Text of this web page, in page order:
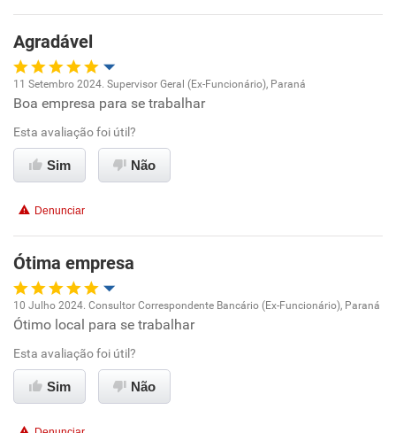
Benefícios
Recomenda esta empresa
Recomenda a diretoria
Agradável
Oportunidade de promoção
Ambiente de trabalho
Benefícios
Recomenda esta empresa
Recomenda a diretoria
11 Setembro 2024. Supervisor Geral (Ex-Funcionário), Paraná
Boa empresa para se trabalhar
Esta avaliação foi útil?
Sim Não
Denunciar
Ótima empresa
Oportunidade de promoção
Ambiente de trabalho
10 Julho 2024. Consultor Correspondente Bancário (Ex-Funcionário), Paraná
Ótimo local para se trabalhar
Esta avaliação foi útil?
Sim Não